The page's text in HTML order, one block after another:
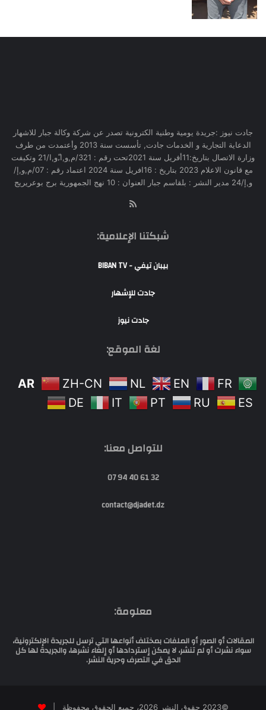
جادت نيوز :جريدة يومية وطنية الكترونية تصدر عن شركة وكالة جبار للاشهار
الدعاية التجارية و الخدمات جادت, تأسست سنة 2013 وأعتمدت من طرف
وزارة الاتصال بتاريخ:11أفريل سنة 2021تحت رقم : 321/م,و,ا,ّو,ا/21 وتكيفت
مع قانون الاعلام 2023 بتاريخ : 16افريل سنة 2024 اعتماد رقم : 07/م,و,إ/
و,إ/24 مدير النشر : بلقاسم جبار العنوان : 10 نهج الجمهورية برج بوعريريج
شبكتنا الإعلامية:
بيبان تيفي - BIBAN TV
جادت للإشهار
جادت نيوز
لغة الموقع:
AR ZH-CN NL EN
FR
DE
IT PT RU ES
للتواصل معنا:
32 61 40 94 07
contact@djadet.dz
معلومة:
المقالات أو الصور أو الملفات بمختلف أنواعها التي ترسل للجريدة الإلكترونية،
سواء نشرت أو لم تنشر، لا يمكن إستردادها أو إلغاء نشرها، والجريدة لها كل
الحق في التصرف وحرية النشر.
©2023 حقوق النشر 2026، جميع الحقوق محفوظة |